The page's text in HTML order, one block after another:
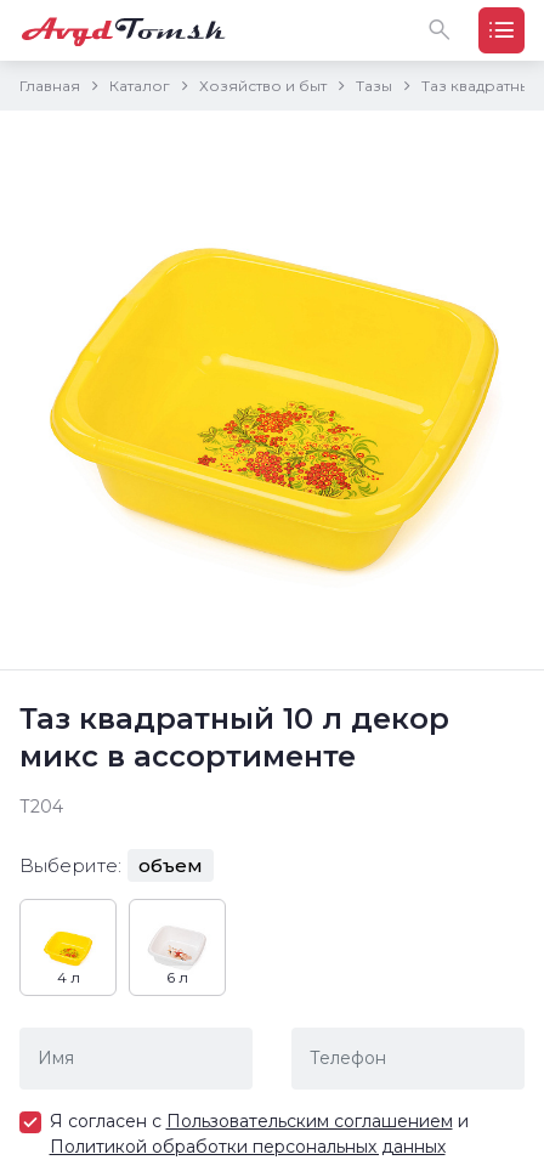
Главная Каталог Хозяйство и быт Тазы Таз
Таз квадратный 10 л декор
микс в ассортименте
Т204
Выберите: объем
4 л 6 л
Я согласен с Пользовательским соглашением и
Политикой обработки персональных данных